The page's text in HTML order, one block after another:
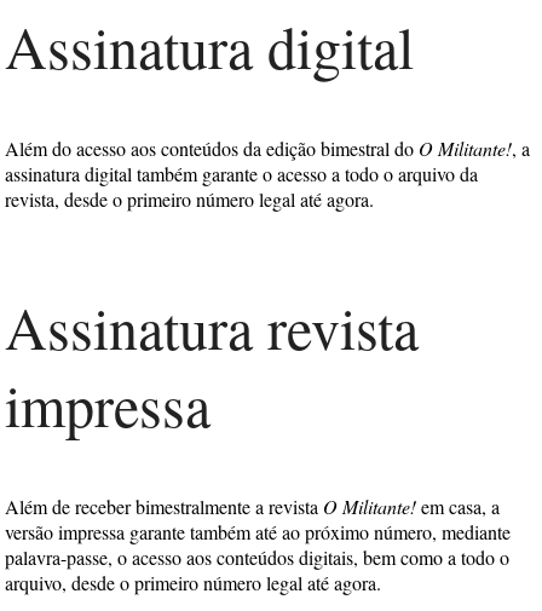
Assinatura digital
Além do acesso aos conteúdos da edição bimestral do O Militante!, a
assinatura digital também garante o acesso a todo o arquivo da
revista, desde o primeiro número legal até agora.
Assinatura revista
impressa
Além de receber bimestralmente a revista O Militante!em casa, a
versão impressa garante também até ao próximo número, mediante
palavra-passe, o acesso aos conteúdos digitais, bem como a todo o
arquivo, desde o primeiro número legal até agora.